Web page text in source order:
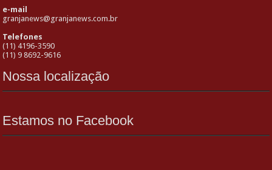
e-mail
granjanews@granjanews.com.br
Telefones
(11) 4196-3590
(11) 9 8692-9616
Nossa localização
Estamos no Facebook